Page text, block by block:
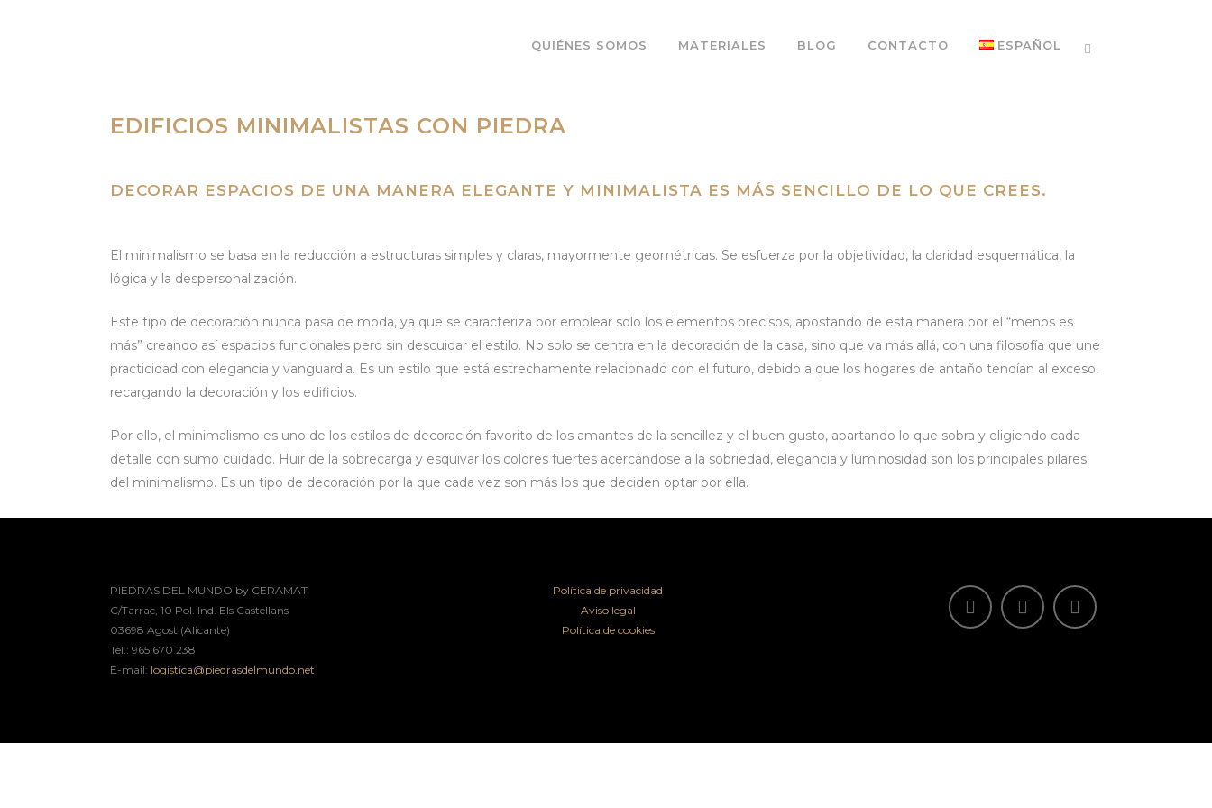
QUIÉNES SOMOS MATERIALES BLOG CONTACTO ESPAÑOL
EDIFICIOS MINIMALISTAS CON PIEDRA
DECORAR ESPACIOS DE UNA MANERA ELEGANTE Y MINIMALISTA ES MÁS SENCILLO DE LO QUE CREES.
El minimalismo se basa en la reducción a estructuras simples y claras, mayormente geométricas. Se esfuerza por la objetividad, la claridad esquemática, la
lógica y la despersonalización.
Este tipo de decoración nunca pasa de moda, ya que se caracteriza por emplear solo los elementos precisos, apostando de esta manera por el “menos es
más” creando así espacios funcionales pero sin descuidar el estilo. No solo se centra en la decoración de la casa, sino que va más allá, con una filosofía que une
practicidad con elegancia y vanguardia. Es un estilo que está estrechamente relacionado con el futuro, debido a que los hogares de antaño tendían al exceso,
recargando la decoración y los edificios.
Por ello, el minimalismo es uno de los estilos de decoración favorito de los amantes de la sencillez y el buen gusto, apartando lo que sobra y eligiendo cada
detalle con sumo cuidado. Huir de la sobrecarga y esquivar los colores fuertes acercándose a la sobriedad, elegancia y luminosidad son los principales pilares
del minimalismo. Es un tipo de decoración por la que cada vez son más los que deciden optar por ella.
PIEDRAS DEL MUNDO by CERAMAT
C/Tarrac, 10 Pol. Ind. Els Castellans
03698 Agost (Alicante)
Tel.: 965 670 238
E-mail: logistica@piedrasdelmundo.net
Política de privacidad
Aviso legal
Política de cookies